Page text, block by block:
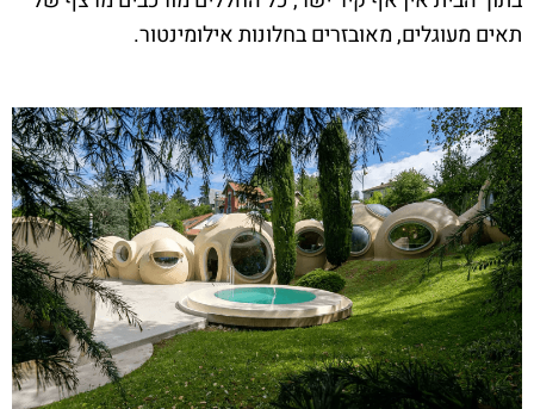
תאים מעוגלים, מאובזרים בחלונות אילומינטור.